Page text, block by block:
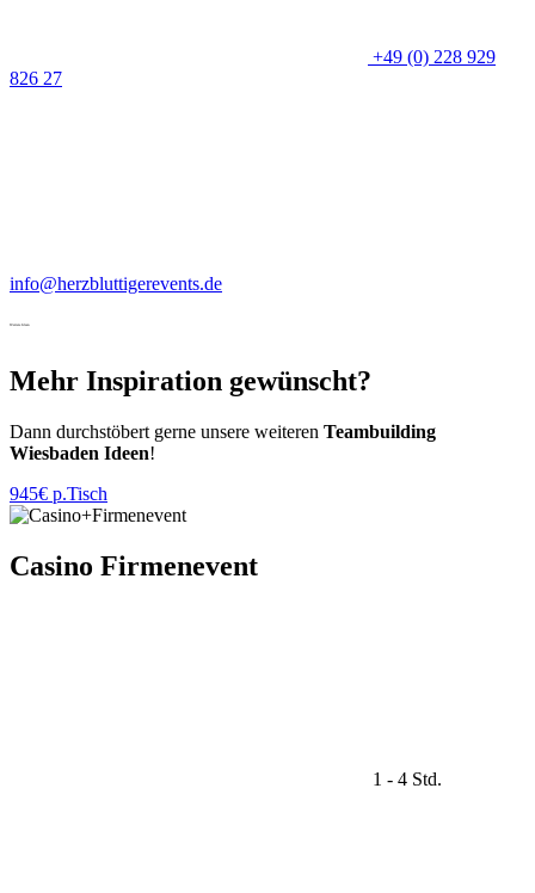
+49 (0) 228 929
826 27
info@herzbluttigerevents.de
Weitere Ideen
Mehr Inspiration gewünscht?
Dann durchstöbert gerne unsere weiteren Teambuilding
Wiesbaden Ideen!
945€ p.Tisch
Casino Firmenevent
1 - 4 Std.